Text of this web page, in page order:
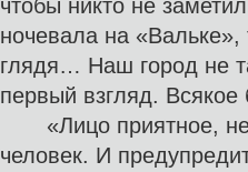
чтобы никто не
ночевала на
глядя… Наш город не
первый взгляд.
«Лицо приятное, не
человек. И